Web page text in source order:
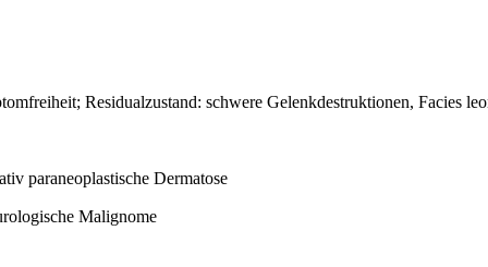
Residualzustand: schwere Gelenkdestruktionen, Facies
paraneoplastische Dermatose
Malignome